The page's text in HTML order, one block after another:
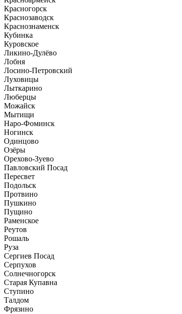
Красногорск
Краснозаводск
Краснознаменск
Кубинка
Куровское
Ликино-Дулёво
Лобня
Лосино-Петровский
Луховицы
Лыткарино
Люберцы
Можайск
Мытищи
Наро-Фоминск
Ногинск
Одинцово
Озёры
Орехово-Зуево
Павловский Посад
Пересвет
Подольск
Протвино
Пушкино
Пущино
Раменское
Реутов
Рошаль
Руза
Сергиев Посад
Серпухов
Солнечногорск
Старая Купавна
Ступино
Талдом
Фрязино